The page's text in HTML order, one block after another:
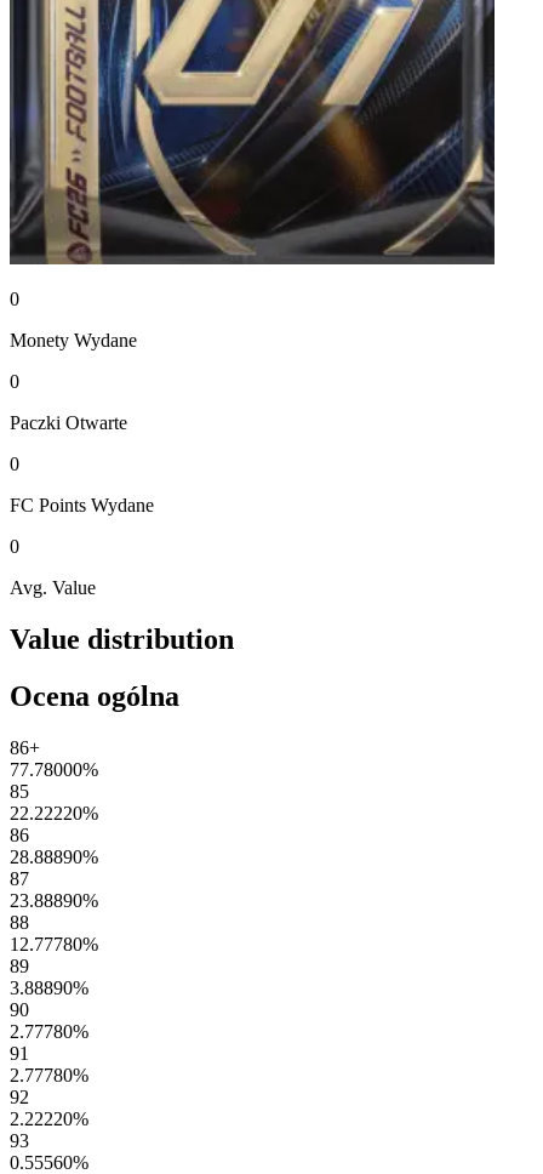
0
Monety Wydane
0
Paczki Otwarte
0
FC Points Wydane
0
Avg. Value
Value distribution
Ocena ogólna
86+
77.78000%
85
22.22220%
86
28.88890%
87
23.88890%
88
12.77780%
89
3.88890%
90
2.77780%
91
2.77780%
92
2.22220%
93
0.55560%